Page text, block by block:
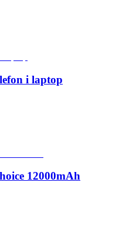
i laptop
12000mAh